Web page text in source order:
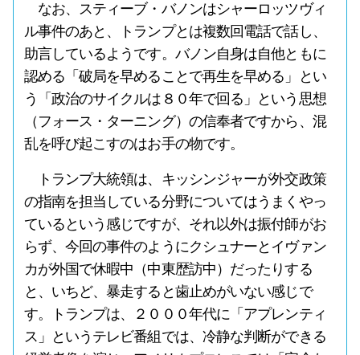
なお、スティーブ・バノンはシャーロッツヴィ
ル事件のあと、トランプとは複数回電話で話し、
助言しているようです。バノン自身は自他ともに
認める「破局を早めることで再生を早める」とい
う「政治のサイクルは８０年で回る」という思想
（フォース・ターニング）の信奉者ですから、混
乱を呼び起こすのはお手の物です。
トランプ大統領は、キッシンジャーが外交政策
の指南を担当している分野についてはうまくやっ
ているという感じですが、それ以外は振付師がお
らず、今回の事件のようにクシュナーとイヴァン
カが外国で休暇中（中東歴訪中）だったりする
と、いちど、暴走すると歯止めがいない感じで
す。トランプは、２０００年代に「アプレンティ
ス」というテレビ番組では、冷静な判断ができる